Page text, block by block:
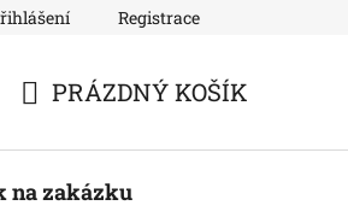
Registrace
KOŠÍK
PRÁZDNÝ KOŠÍK
na zakázku